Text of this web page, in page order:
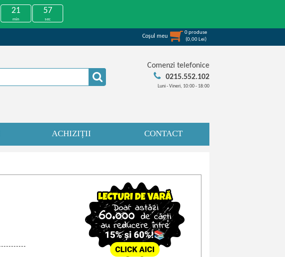
21
min
57
sec
Coşul meu
0produse
(0,00 Lei)
Comenzi telefonice
0215.552.102
Luni - Vineri, 10:00 - 18:00
ACHIZIȚII CONTACT